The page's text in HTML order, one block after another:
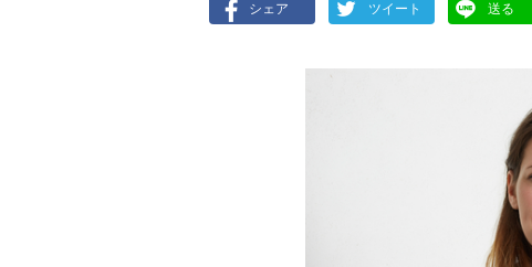
シェア ツイート 送る